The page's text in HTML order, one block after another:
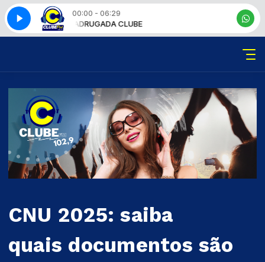
00:00 - 06:29
MADRUGADA CLUBE
CNU 2025: saiba
quais documentos são